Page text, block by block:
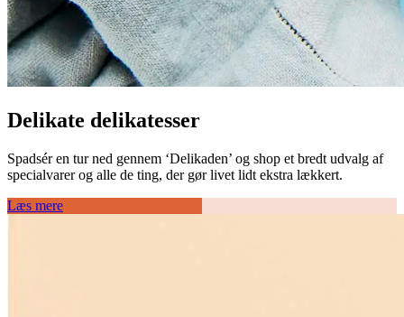
Delikate delikatesser
Spadsér en tur ned gennem ‘Delikaden’ og shop et bredt udvalg af
specialvarer og alle de ting, der gør livet lidt ekstra lækkert.
Læs mere